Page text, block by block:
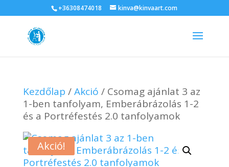
+36308474018 kinva@kinvaart.com
Kezdőlap /Akció / Csomag ajánlat 3 az
1-ben tanfolyam, Emberábrázolás 1-2
és a Portréfestés 2.0 tanfolyamok
Akció!